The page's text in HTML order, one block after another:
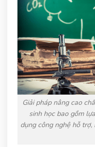
Giải pháp nâng cao
sinh học bao gồm
dụng công nghệ hỗ